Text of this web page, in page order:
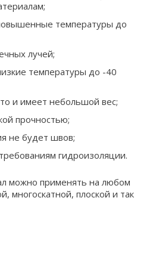
температуры до
лучей;
температуры до -40
и имеет небольшой вес;
прочностью;
не будет швов;
гидроизоляции.
можно применять на любом
многоскатной, плоской и так